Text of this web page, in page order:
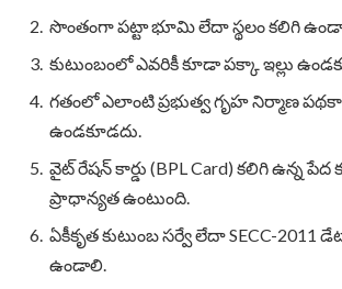
సొంతంగా పట్టా భూమి లేదా స్థలం కలిగి
కుటుంబంలో ఎవరికీ కూడా పక్కా ఇల్లు
గతంలో ఎలాంటి ప్రభుత్వ గృహ నిర్మాణ
ఉండకూడదు.
వైట్ రేషన్ కార్డు (BPL Card) కలిగి ఉన్న పేద
ప్రాధాన్యత ఉంటుంది.
ఏకీకృత కుటుంబ సర్వే లేదా SECC-
ఉండాలి.